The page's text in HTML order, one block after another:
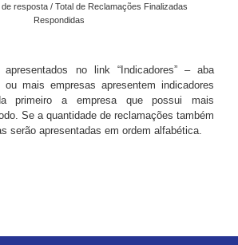
resposta / Total de Reclamações Finalizadas
Respondidas
no link “Indicadores” – aba
ou mais empresas apresentem indicadores
primeiro a empresa que possui mais
Se a quantidade de reclamações também
serão apresentadas em ordem alfabética.